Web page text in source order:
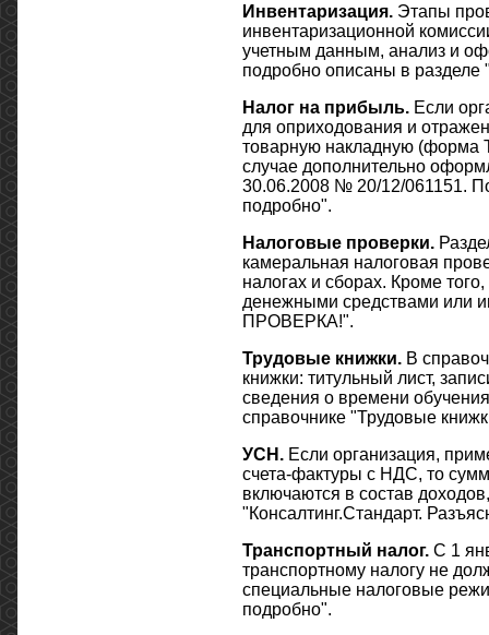
Инвентаризация.Этапы
инвентаризационной
учетным данным, анализ и
подробно описаны в разделе
Налог на прибыль.Если
для оприходования и
товарную накладную (форма
случае дополнительно
30.06.2008 № 20/12/061151.
подробно".
Налоговые проверки.
камеральная налоговая
налогах и сборах. Кроме
денежными средствами или
ПРОВЕРКА!".
Трудовые книжки.В
книжки: титульный лист,
сведения о времени
справочнике "Трудовые
УСН.Если организация,
счета-фактуры с НДС, то
включаются в состав
"Консалтинг.Стандарт.
Транспортный налог.С 1
транспортному налогу не
специальные налоговые
подробно".